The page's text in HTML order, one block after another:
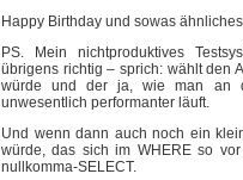
Happy Birthday und sowas
PS. Mein nichtproduktives
übrigens richtig – sprich: wählt den
würde und der ja, wie man an
unwesentlich performanter läuft.
Und wenn dann auch noch ein
würde, das sich im WHERE so
nullkomma-SELECT.